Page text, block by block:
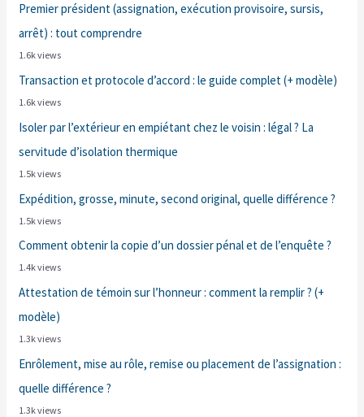
Premier président (assignation, exécution provisoire, sursis,
arrêt) : tout comprendre
1.6k views
Transaction et protocole d’accord : le guide complet (+ modèle)
1.6k views
Isoler par l’extérieur en empiétant chez le voisin : légal ? La
servitude d’isolation thermique
1.5k views
Expédition, grosse, minute, second original, quelle différence ?
1.5k views
Comment obtenir la copie d’un dossier pénal et de l’enquête ?
1.4k views
Attestation de témoin sur l’honneur : comment la remplir ? (+
modèle)
1.3k views
Enrôlement, mise au rôle, remise ou placement de l’assignation :
quelle différence ?
1.3k views